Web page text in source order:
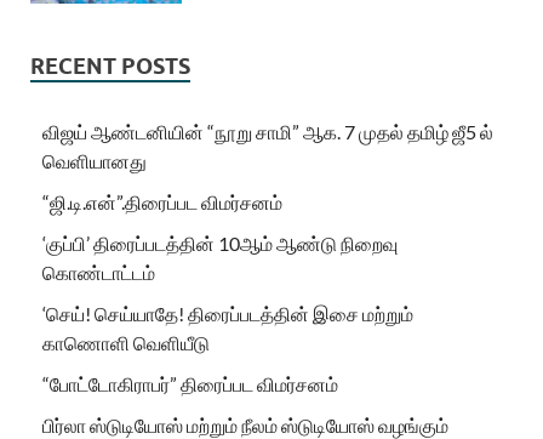
RECENT POSTS
விஜய் ஆண்டனியின் “நூறு சாமி” ஆக. 7 முதல் தமிழ் ஜீ5 ல்
வெளியானது
“ஜி.டி.என்”.திரைப்பட விமர்சனம்
‘குப்பி’ திரைப்படத்தின் 10ஆம் ஆண்டு நிறைவு
கொண்டாட்டம்
‘செய்! செய்யாதே! திரைப்படத்தின் இசை மற்றும்
காணொளி வெளியீடு
“போட்டோகிராபர்” திரைப்பட விமர்சனம்
பிர்லா ஸ்டுடியோஸ் மற்றும் நீலம் ஸ்டுடியோஸ் வழங்கும்